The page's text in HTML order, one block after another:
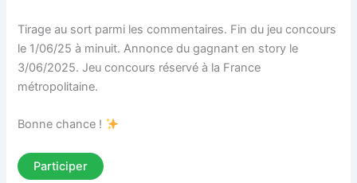
Tirage au sort parmi les commentaires. Fin du jeu concours
le 1/06/25 à minuit. Annonce du gagnant en story le
3/06/2025. Jeu concours réservé à la France
métropolitaine.​
Bonne chance !
Participer